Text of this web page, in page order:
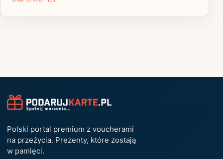
Polski portal premium z voucherami
na przeżycia. Prezenty, które zostają
w pamięci.